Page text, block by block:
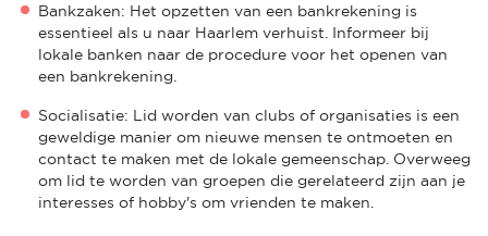
Bankzaken: Het opzetten van een bankrekening is
essentieel als u naar Haarlem verhuist. Informeer bij
lokale banken naar de procedure voor het openen van
een bankrekening.
Socialisatie: Lid worden van clubs of organisaties is een
geweldige manier om nieuwe mensen te ontmoeten en
contact te maken met de lokale gemeenschap. Overweeg
om lid te worden van groepen die gerelateerd zijn aan je
interesses of hobby's om vrienden te maken.